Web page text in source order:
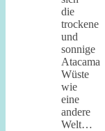
die
trockene
und
sonnige
Atacama
Wüste
wie
eine
andere
Welt…